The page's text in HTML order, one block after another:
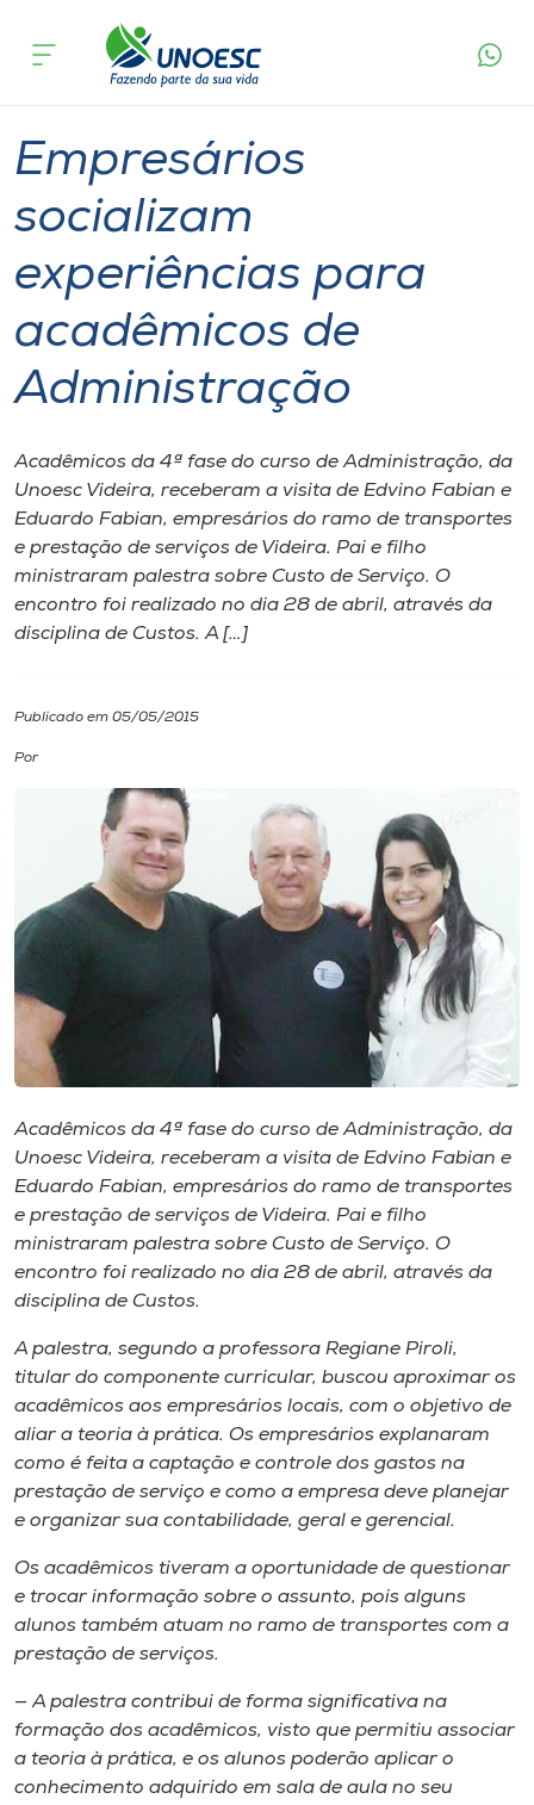
Cursos
Atendimento ao Estudante
Portal de Ensino
Internacionalização
I.nova
Cultura
Biblioteca
Editora
Rádio
Museu
Unoesc
Store
Selecione
o idioma
acontece
Empresários
socializam
experiências para
acadêmicos de
Administração
Acadêmicos da 4ª fase do curso de Administração, da
Unoesc Videira, receberam a visita de Edvino Fabian e
Eduardo Fabian, empresários do ramo de transportes
e prestação de serviços de Videira. Pai e filho
ministraram palestra sobre Custo de Serviço. O
encontro foi realizado no dia 28 de abril, através da
disciplina de Custos. A […]
Publicado em 05/05/2015
Por
Acadêmicos da 4ª fase do curso de Administração, da
Unoesc Videira, receberam a visita de Edvino Fabian e
Eduardo Fabian, empresários do ramo de transportes
e prestação de serviços de Videira. Pai e filho
ministraram palestra sobre Custo de Serviço. O
encontro foi realizado no dia 28 de abril, através da
disciplina de Custos.
A palestra, segundo a professora Regiane Piroli,
titular do componente curricular, buscou aproximar os
acadêmicos aos empresários locais, com o objetivo de
aliar a teoria à prática. Os empresários explanaram
como é feita a captação e controle dos gastos na
prestação de serviço e como a empresa deve planejar
e organizar sua contabilidade, geral e gerencial.
Os acadêmicos tiveram a oportunidade de questionar
e trocar informação sobre o assunto, pois alguns
alunos também atuam no ramo de transportes com a
prestação de serviços.
— A palestra contribui de forma significativa na
formação dos acadêmicos, visto que permitiu associar
a teoria à prática, e os alunos poderão aplicar o
conhecimento adquirido em sala de aula no seu